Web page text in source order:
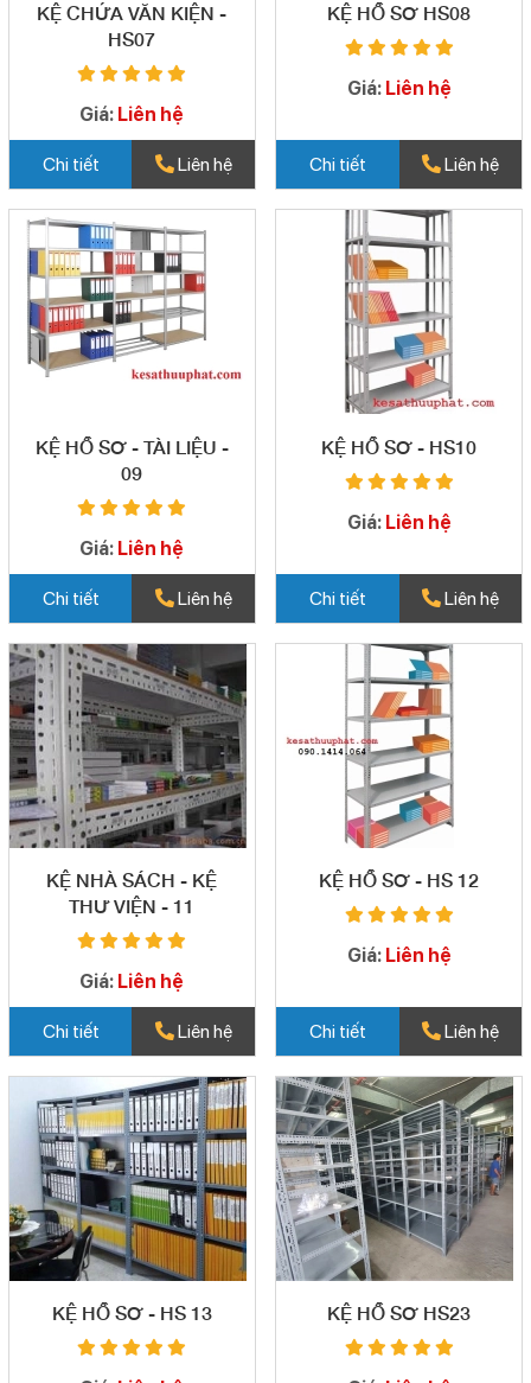
KỆ CHỨA VĂN KIỆN -
HS07
Giá: Liên hệ
Chi tiết Liên hệ
KỆ HỒ SƠ HS08
Giá: Liên hệ
Chi tiết Liên hệ
KỆ HỒ SƠ - TÀI LIỆU -
09
Giá: Liên hệ
Chi tiết Liên hệ
KỆ HỒ SƠ - HS10
Giá: Liên hệ
Chi tiết Liên hệ
KỆ NHÀ SÁCH - KỆ
THƯ VIỆN - 11
Giá: Liên hệ
Chi tiết Liên hệ
KỆ HỒ SƠ - HS 12
Giá: Liên hệ
Chi tiết Liên hệ
KỆ HỒ SƠ - HS 13 KỆ HỒ SƠ HS23